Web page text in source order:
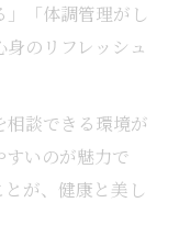
「体調管理がし
のリフレッシュ
談できる環境が
いのが魅力で
が、健康と美し